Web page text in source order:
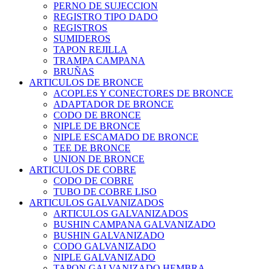
PERNO DE SUJECCION
REGISTRO TIPO DADO
REGISTROS
SUMIDEROS
TAPON REJILLA
TRAMPA CAMPANA
BRUÑAS
ARTICULOS DE BRONCE
ACOPLES Y CONECTORES DE BRONCE
ADAPTADOR DE BRONCE
CODO DE BRONCE
NIPLE DE BRONCE
NIPLE ESCAMADO DE BRONCE
TEE DE BRONCE
UNION DE BRONCE
ARTICULOS DE COBRE
CODO DE COBRE
TUBO DE COBRE LISO
ARTICULOS GALVANIZADOS
ARTICULOS GALVANIZADOS
BUSHIN CAMPANA GALVANIZADO
BUSHIN GALVANIZADO
CODO GALVANIZADO
NIPLE GALVANIZADO